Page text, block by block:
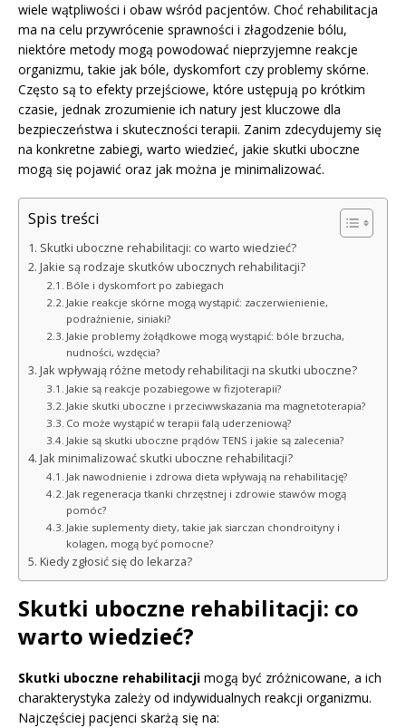
wiele wątpliwości i obaw wśród pacjentów. Choć rehabilitacja
ma na celu przywrócenie sprawności i złagodzenie bólu,
niektóre metody mogą powodować nieprzyjemne reakcje
organizmu, takie jak bóle, dyskomfort czy problemy skórne.
Często są to efekty przejściowe, które ustępują po krótkim
czasie, jednak zrozumienie ich natury jest kluczowe dla
bezpieczeństwa i skuteczności terapii. Zanim zdecydujemy się
na konkretne zabiegi, warto wiedzieć, jakie skutki uboczne
mogą się pojawić oraz jak można je minimalizować.
Spis treści
Skutki uboczne rehabilitacji: co warto wiedzieć?
Jakie są rodzaje skutków ubocznych rehabilitacji?
Bóle i dyskomfort po zabiegach
Jakie reakcje skórne mogą wystąpić: zaczerwienienie,
podrażnienie, siniaki?
Jakie problemy żołądkowe mogą wystąpić: bóle brzucha,
nudności, wzdęcia?
Jak wpływają różne metody rehabilitacji na skutki uboczne?
Jakie są reakcje pozabiegowe w fizjoterapii?
Jakie skutki uboczne i przeciwwskazania ma magnetoterapia?
Co może wystąpić w terapii falą uderzeniową?
Jakie są skutki uboczne prądów TENS i jakie są zalecenia?
Jak minimalizować skutki uboczne rehabilitacji?
Jak nawodnienie i zdrowa dieta wpływają na rehabilitację?
Jak regeneracja tkanki chrzęstnej i zdrowie stawów mogą
pomóc?
Jakie suplementy diety, takie jak siarczan chondroityny i
kolagen, mogą być pomocne?
Kiedy zgłosić się do lekarza?
Skutki uboczne rehabilitacji: co
warto wiedzieć?
Skutki uboczne rehabilitacji mogą być zróżnicowane, a ich
charakterystyka zależy od indywidualnych reakcji organizmu.
Najczęściej pacjenci skarżą się na: